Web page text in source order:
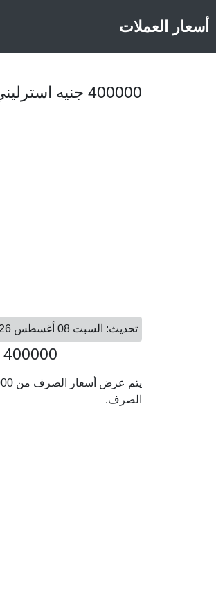
أسعار العملات
400000 جنيه استرليني كم درهم إماراتي
تحديث: السبت 08 أغسطس 2026, 07:55 ص ، لندن - السبت 08 أغسطس 2026, 10:55 ص ، دوباي
400000 جنيه استرليني = 1,982,180.97 درهم إماراتي
الصرف.